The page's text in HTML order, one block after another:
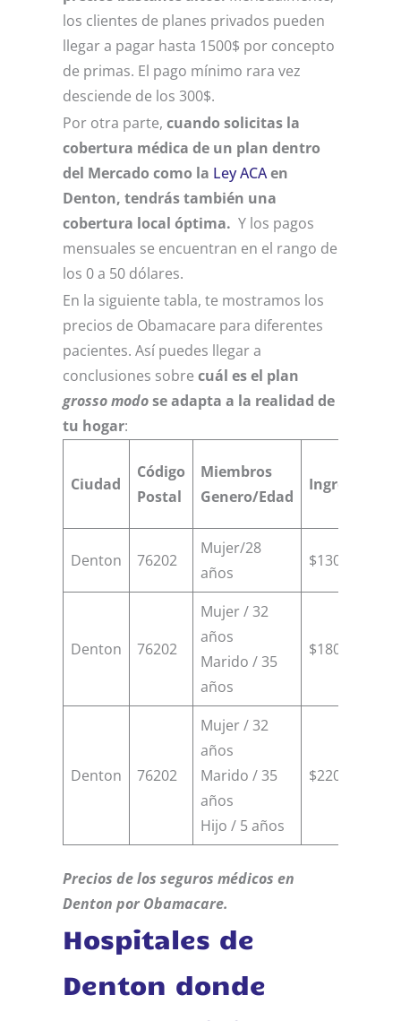
los clientes de planes privados pueden
llegar a pagar hasta 1500$ por concepto
de primas. El pago mínimo rara vez
desciende de los 300$.
Por otra parte, cuando solicitas la
cobertura médica de un plan dentro
del Mercado como la Ley ACAen
Denton, tendrás también una
cobertura local óptima. Y los pagos
mensuales se encuentran en el rango de
los 0 a 50 dólares.
En la siguiente tabla, te mostramos los
precios de Obamacare para diferentes
pacientes. Así puedes llegar a
conclusiones sobre cuál es el plan
grosso modose adapta a la realidad de
tu hogar:
Ciudad
Código
Postal
Miembros
Genero/Edad
Ingresos
Denton 76202
Mujer/28
años
$13000
Denton 76202
Mujer / 32
años
Marido / 35
años
$18000
Denton 76202
Mujer / 32
años
Marido / 35
años
Hijo / 5 años
$22000
Precios de los seguros médicos en
Denton por Obamacare.
Hospitales de
Denton donde